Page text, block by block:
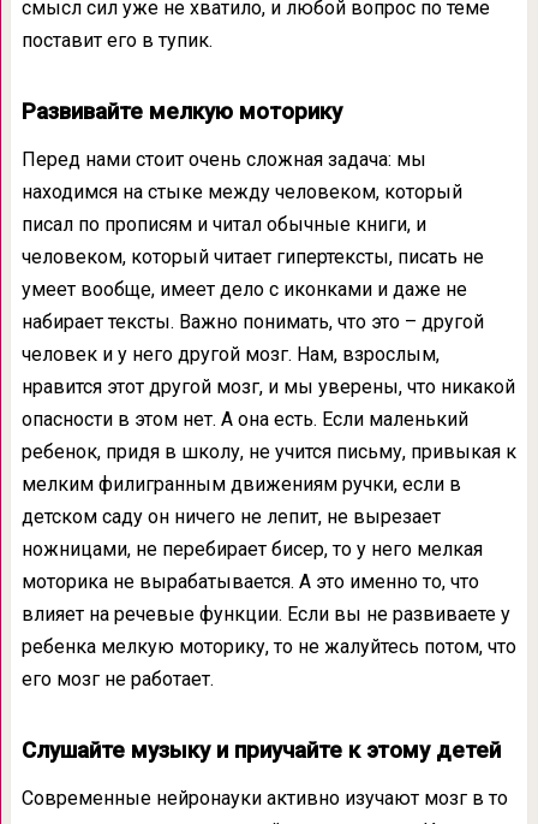
смысл сил уже не хватило, и любой вопрос по теме
поставит его в тупик.
Развивайте мелкую моторику
Перед нами стоит очень сложная задача: мы
находимся на стыке между человеком, который
писал по прописям и читал обычные книги, и
человеком, который читает гипертексты, писать не
умеет вообще, имеет дело с иконками и даже не
набирает тексты. Важно понимать, что это – другой
человек и у него другой мозг. Нам, взрослым,
нравится этот другой мозг, и мы уверены, что никакой
опасности в этом нет. А она есть. Если маленький
ребенок, придя в школу, не учится письму, привыкая к
мелким филигранным движениям ручки, если в
детском саду он ничего не лепит, не вырезает
ножницами, не перебирает бисер, то у него мелкая
моторика не вырабатывается. А это именно то, что
влияет на речевые функции. Если вы не развиваете у
ребенка мелкую моторику, то не жалуйтесь потом, что
его мозг не работает.
Слушайте музыку и приучайте к этому детей
Современные нейронауки активно изучают мозг в то